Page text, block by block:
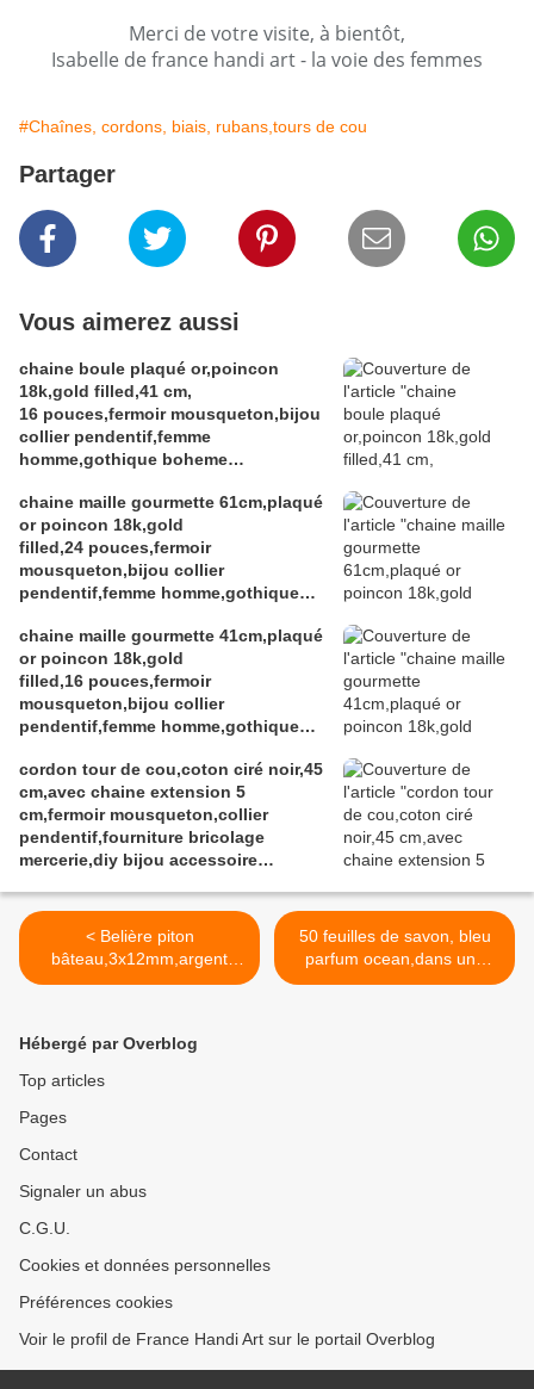
Merci de votre visite, à bientôt,
Isabelle de france handi art - la voie des femmes
#Chaînes, cordons, biais, rubans,tours de cou
Partager
Vous aimerez aussi
chaine boule plaqué or,poincon
18k,gold filled,41 cm,
16 pouces,fermoir mousqueton,bijou
collier pendentif,femme
homme,gothique boheme
victorien,kawaii,cadeau fete
ceremonie,anniversaire retraite
noel,st valentin mariage,amour amitié
chaine maille gourmette 61cm,plaqué
or poincon 18k,gold
filled,24 pouces,fermoir
mousqueton,bijou collier
pendentif,femme homme,gothique
victorien,kawa
chaine maille gourmette 41cm,plaqué
or poincon 18k,gold
filled,16 pouces,fermoir
mousqueton,bijou collier
pendentif,femme homme,gothique
victorien,kawaii,cadeau fete
ceremonie,anniversaire retraite
noel,st valentin mariage,amour amitié
cordon tour de cou,coton ciré noir,45
cm,avec chaine extension 5
cm,fermoir mousqueton,collier
pendentif,fourniture bricolage
mercerie,diy bijou accessoire
kawaii,boheme victorien
edouardien,ateliers du fait mains
< Belière piton
bâteau,3x12mm,argent
poinçon 925,fourniture
polymère,bijou accessoire
décoration,scrapbooking,go
edouardien,ateliers du fait
mains
50 feuilles de savon, bleu
parfum ocean,dans une
jolie boîte ronde,se laver les
Hébergé par Overblog
Top articles
Pages
Contact
Signaler un abus
C.G.U.
Cookies et données personnelles
Préférences cookies
Voir le profil de France Handi Art sur le portail Overblog